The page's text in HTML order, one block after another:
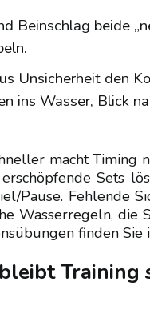
Beinschlag beide
Unsicherheit den
ins Wasser, Blick
macht Timing
Sets
Pause. Fehlende
Wasserregeln, die
finden Sie
Training